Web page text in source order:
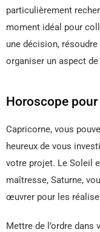
particulièrement
moment idéal pour
une décision,
organiser un aspect
Horoscope
Capricorne, vous
heureux de vous
votre projet. Le Soleil
maîtresse, Saturne,
œuvrer pour les
Mettre de l’ordre